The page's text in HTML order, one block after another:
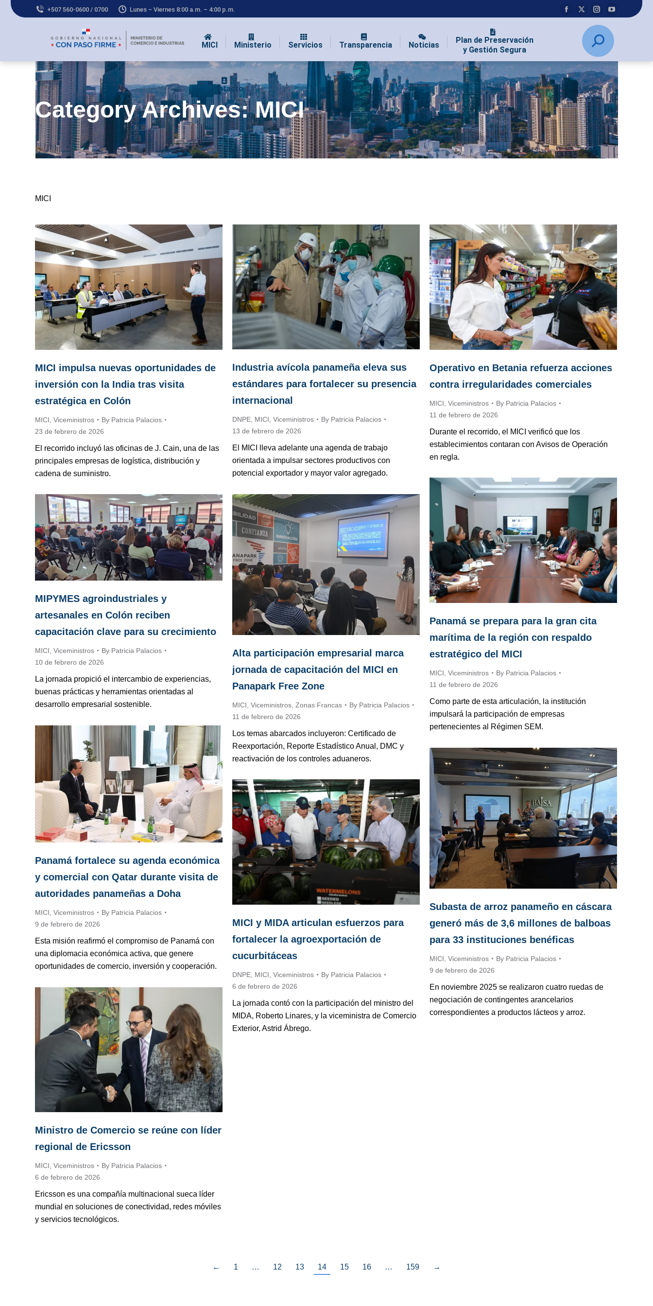
+507 560-0600 / 0700 Lunes – Viernes 8:00 a.m. – 4:00 p.m.
MICI Ministerio Servicios Transparencia Noticias
Plan de Preservación
y Gestión Segura
Contacto
Category Archives:MICI
MICI
MICI impulsa nuevas oportunidades de
inversión con la India tras visita
estratégica en Colón
MICI Viceministros By Patricia Palacios
23 de febrero de 2026
El recorrido incluyó las oficinas de J. Cain, una de las
principales empresas de logística, distribución y
cadena de suministro.
Industria avícola panameña eleva sus
estándares para fortalecer su presencia
internacional
DNPE MICI Viceministros By Patricia Palacios
13 de febrero de 2026
El MICI lleva adelante una agenda de trabajo
orientada a impulsar sectores productivos con
potencial exportador y mayor valor agregado.
Operativo en Betania refuerza acciones
contra irregularidades comerciales
MICI Viceministros By Patricia Palacios
11 de febrero de 2026
Durante el recorrido, el MICI verificó que los
establecimientos contaran con Avisos de Operación
en regla.
Panamá se prepara para la gran cita
marítima de la región con respaldo
estratégico del MICI
MICI Viceministros By Patricia Palacios
11 de febrero de 2026
Como parte de esta articulación, la institución
impulsará la participación de empresas
pertenecientes al Régimen SEM.
Alta participación empresarial marca
jornada de capacitación del MICI en
Panapark Free Zone
MICI Viceministros Zonas Francas By Patricia Palacios
11 de febrero de 2026
Los temas abarcados incluyeron: Certificado de
Reexportación, Reporte Estadístico Anual, DMC y
reactivación de los controles aduaneros.
MIPYMES agroindustriales y
artesanales en Colón reciben
capacitación clave para su crecimiento
MICI Viceministros By Patricia Palacios
10 de febrero de 2026
La jornada propició el intercambio de experiencias,
buenas prácticas y herramientas orientadas al
desarrollo empresarial sostenible.
Panamá fortalece su agenda económica
y comercial con Qatar durante visita de
autoridades panameñas a Doha
MICI Viceministros By Patricia Palacios
9 de febrero de 2026
Esta misión reafirmó el compromiso de Panamá con
una diplomacia económica activa, que genere
oportunidades de comercio, inversión y cooperación.
Subasta de arroz panameño en cáscara
generó más de 3,6 millones de balboas
para 33 instituciones benéficas
MICI Viceministros By Patricia Palacios
9 de febrero de 2026
En noviembre 2025 se realizaron cuatro ruedas de
negociación de contingentes arancelarios
correspondientes a productos lácteos y arroz.
MICI y MIDA articulan esfuerzos para
fortalecer la agroexportación de
cucurbitáceas
DNPE MICI Viceministros By Patricia Palacios
6 de febrero de 2026
La jornada contó con la participación del ministro del
MIDA, Roberto Linares, y la viceministra de Comercio
Exterior, Astrid Ábrego.
Ministro de Comercio se reúne con líder
regional de Ericsson
MICI Viceministros By Patricia Palacios
6 de febrero de 2026
Ericsson es una compañía multinacional sueca líder
mundial en soluciones de conectividad, redes móviles
y servicios tecnológicos.
← 1 … 12 13 14 15 16 … 159 →